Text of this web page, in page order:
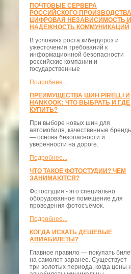
ПОЧТОВЫЕ СЕРВЕРА
РОССИЙСКОГО
ЦИФРОВАЯ НЕЗАВИСИМОСТЬ И
НАДЕЖНОСТЬ КОММУНИКАЦИЙ
В условиях роста киберугроз и
ужесточения требований к
информационной безопасности
российские компании и
государственные
Подробнее...
ПРЕИМУЩЕСТВА ШИН PIRELLI И
HANKOOK: ЧТО ВЫБРАТЬ И ГДЕ
КУПИТЬ?
При выборе новых шин для
автомобиля, качественные
— основа безопасности и
уверенности на дороге.
Подробнее...
ЧТО ТАКОЕ ФОТОСТУДИИ? ЧЕМ
ЗАНИМАЮТСЯ?
Фотостудия - это специально
оборудованное помещение для
проведения фотосъёмок.
Подробнее...
КОГДА ИСКАТЬ ДЕШЕВЫЕ
АВИАБИЛЕТЫ?
Главное правило — покупать
на самолет заранее. Существует
три золотых периода, когда цены